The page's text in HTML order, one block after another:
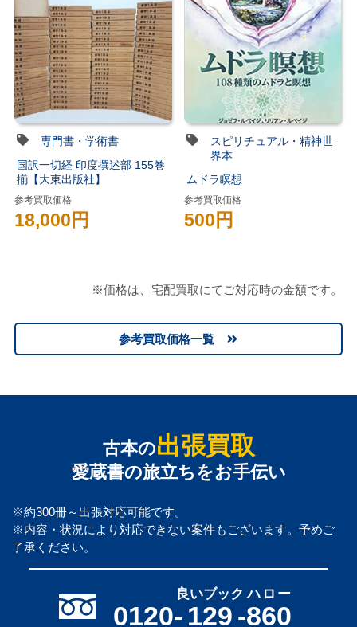
専門書・学術書
国訳一切経 印度撰述部 155巻
揃【大東出版社】
参考買取価格
18,000円
スピリチュアル・精神世
界本
ムドラ瞑想
参考買取価格
500円
※価格は、宅配買取にてご対応時の金額です。
参考買取価格一覧
古本の出張買取
愛蔵書の旅立ちをお手伝い
※約300冊～出張対応可能です。
※内容・状況により対応できない案件もございます。予めご
了承ください。
0120- 129
良いブック
-860
ハロー